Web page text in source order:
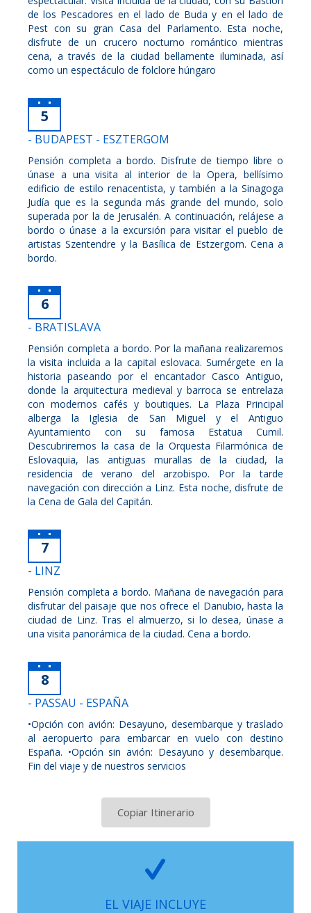
de los Pescadores en el lado de Buda y en el lado de
Pest con su gran Casa del Parlamento. Esta noche,
disfrute de un crucero nocturno romántico mientras
cena, a través de la ciudad bellamente iluminada, así
como un espectáculo de folclore húngaro
5
- BUDAPEST - ESZTERGOM
Pensión completa a bordo. Disfrute de tiempo libre o
únase a una visita al interior de la Opera, bellísimo
edificio de estilo renacentista, y también a la Sinagoga
Judía que es la segunda más grande del mundo, solo
superada por la de Jerusalén. A continuación, relájese a
bordo o únase a la excursión para visitar el pueblo de
artistas Szentendre y la Basílica de Estzergom. Cena a
bordo.
6
- BRATISLAVA
Pensión completa a bordo. Por la mañana realizaremos
la visita incluida a la capital eslovaca. Sumérgete en la
historia paseando por el encantador Casco Antiguo,
donde la arquitectura medieval y barroca se entrelaza
con modernos cafés y boutiques. La Plaza Principal
alberga la Iglesia de San Miguel y el Antiguo
Ayuntamiento con su famosa Estatua Cumil.
Descubriremos la casa de la Orquesta Filarmónica de
Eslovaquia, las antiguas murallas de la ciudad, la
residencia de verano del arzobispo. Por la tarde
navegación con dirección a Linz. Esta noche, disfrute de
la Cena de Gala del Capitán.
7
- LINZ
Pensión completa a bordo. Mañana de navegación para
disfrutar del paisaje que nos ofrece el Danubio, hasta la
ciudad de Linz. Tras el almuerzo, si lo desea, únase a
una visita panorámica de la ciudad. Cena a bordo.
8
- PASSAU - ESPAÑA
•Opción con avión: Desayuno, desembarque y traslado
al aeropuerto para embarcar en vuelo con destino
España. •Opción sin avión: Desayuno y desembarque.
Fin del viaje y de nuestros servicios
Copiar Itinerario
EL VIAJE INCLUYE